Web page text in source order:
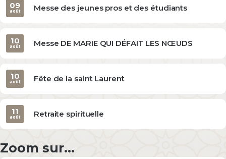
Messe des jeunes pros et des étudiants
09
août
Messe DE MARIE QUI DÉFAIT LES NŒUDS
10
août
Fête de la saint Laurent
10
août
Retraite spirituelle
11
août
Zoom sur...